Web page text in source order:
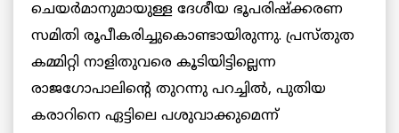
ചെയര്‍മാനുമായുള്ള ദേശീയ ഭൂപരിഷ്ക്കരണ
സമിതി രൂപീകരിച്ചുകൊണ്ടായിരുന്നു. പ്രസ്തുത
കമ്മിറ്റി നാളിതുവരെ കൂടിയിട്ടില്ലെന്ന
രാജഗോപാലിന്റെ തുറന്നു പറച്ചില്‍, പുതിയ
കരാറിനെ ഏട്ടിലെ പശുവാക്കുമെന്ന്